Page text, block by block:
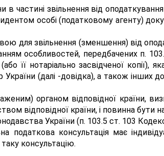
в частині звільнення від
особі (податковому агенту)
для звільнення (зменшення) від
особливостей, передбачених п.
її нотаріально засвідченої
України (далі -довідка), а також
органом відповідної країни,
відповідної країни, і повинна бути
України (п. 103.5 ст. 103
податкова консультація має
консультацію.